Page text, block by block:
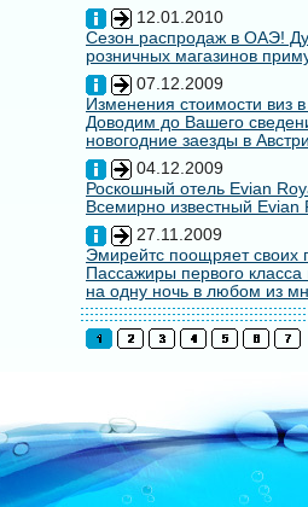
12.01.2010
Сезон распродаж в ОАЭ!
розничных магазинов
07.12.2009
Изменения стоимости виз
Доводим до Вашего
новогодние заезды в
04.12.2009
Роскошный отель Evian
Всемирно известный
27.11.2009
Эмирейтс поощряет своих
Пассажиры первого
на одну ночь в любом из